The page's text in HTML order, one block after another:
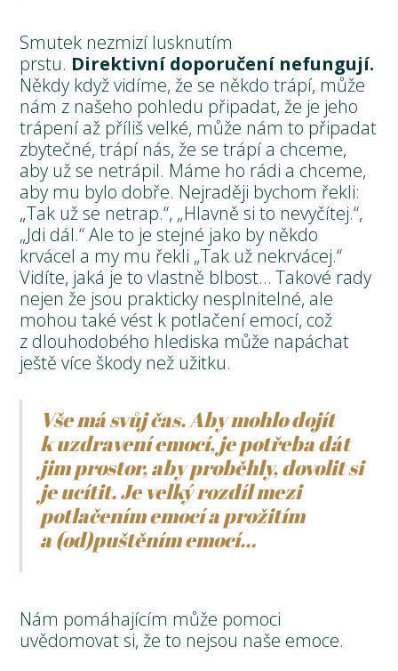
Smutek nezmizí lusknutím
prstu. Direktivní doporučení nefungují.
Někdy když vidíme, že se někdo trápí, může
nám z našeho pohledu připadat, že je jeho
trápení až příliš velké, může nám to připadat
zbytečné, trápí nás, že se trápí a chceme,
aby už se netrápil. Máme ho rádi a chceme,
aby mu bylo dobře. Nejraději bychom řekli:
„Tak už se netrap.“, „Hlavně si to nevyčítej.“,
„Jdi dál.“ Ale to je stejné jako by někdo
krvácel a my mu řekli „Tak už nekrvácej.“
Vidíte, jaká je to vlastně blbost… Takové rady
nejen že jsou prakticky nesplnitelné, ale
mohou také vést k potlačení emocí, což
z dlouhodobého hlediska může napáchat
ještě více škody než užitku.
Vše má svůj čas. Aby mohlo dojít
k uzdravení emocí, je potřeba dát
jim prostor, aby proběhly, dovolit si
je ucítit. Je velký rozdíl mezi
potlačením emocí a prožitím
a (od)puštěním emocí…
Nám pomáhajícím může pomoci
uvědomovat si, že to nejsou naše emoce.